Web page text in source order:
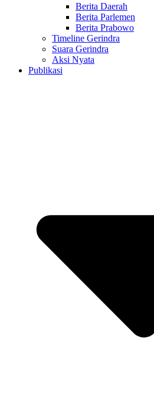
Berita Daerah
Berita Parlemen
Berita Prabowo
Timeline Gerindra
Suara Gerindra
Aksi Nyata
Publikasi